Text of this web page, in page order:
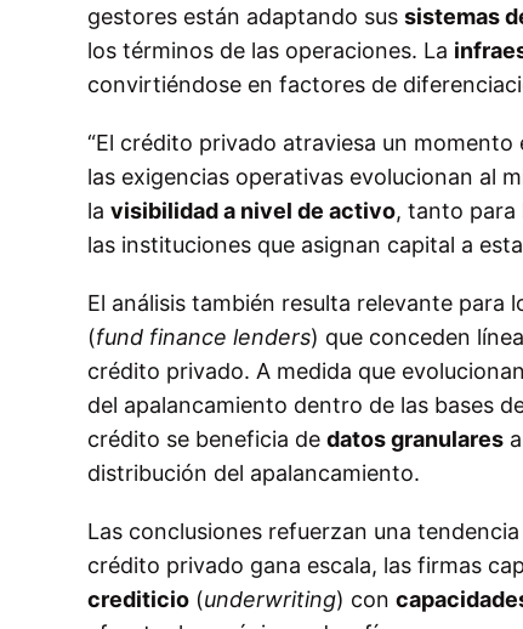
gestores están adaptando sus sistemas
los términos de las operaciones. La
convirtiéndose en factores de
“El crédito privado atraviesa un momento
las exigencias operativas evolucionan al
la visibilidad a nivel de activo, tanto para
las instituciones que asignan capital a
El análisis también resulta relevante para
(fund finance lenders) que conceden
crédito privado. A medida que
del apalancamiento dentro de las bases
crédito se beneficia de datos granulares
distribución del apalancamiento.
Las conclusiones refuerzan una
crédito privado gana escala, las firmas
crediticio (underwriting) con